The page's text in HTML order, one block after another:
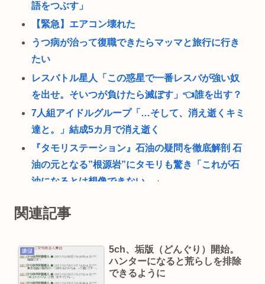
語をつぶす」
【緊急】エアコン壊れた
うつ病が治って復職できたらマッマと旅行に行き
たい
レスバトル星人「この惑星で一番レスバが強い奴
を出せ。そいつが負けたら滅ぼす」👈誰を出す？
7人組アイドルグループ「…そして、消え逝くキミ
達と。」結成5カ月で消え逝く
『タモリステーション』石油の疑問を徹底解剖 石
油の元となる”根源岩”にタモリも驚き「これが石
油になるとは想像できない…」
東海の大自然に逝きたい男の子www
散を発表「所属事務所の事業継続が困難」
山口達也さん、家賃3万4千円のアパートに暮らす
関連記事
嫌儲
5ch、垢版（どんぐり）開始。
ハンターになると荒らしを排除
できるように